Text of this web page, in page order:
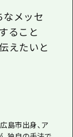
メッセ
ること
えたいと
島市出身、ア